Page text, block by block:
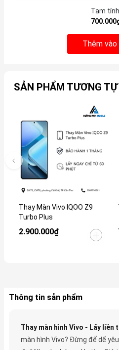
Tạm
Thêm vào
SẢN PHẨM TƯƠNG TỰ
Thay Màn Vivo IQOO Z9
Turbo Plus
2.900.000₫
Thông tin sản phẩm
Thay màn hình Vivo - Lấy liền
màn hình Vivo? Đừng để dế